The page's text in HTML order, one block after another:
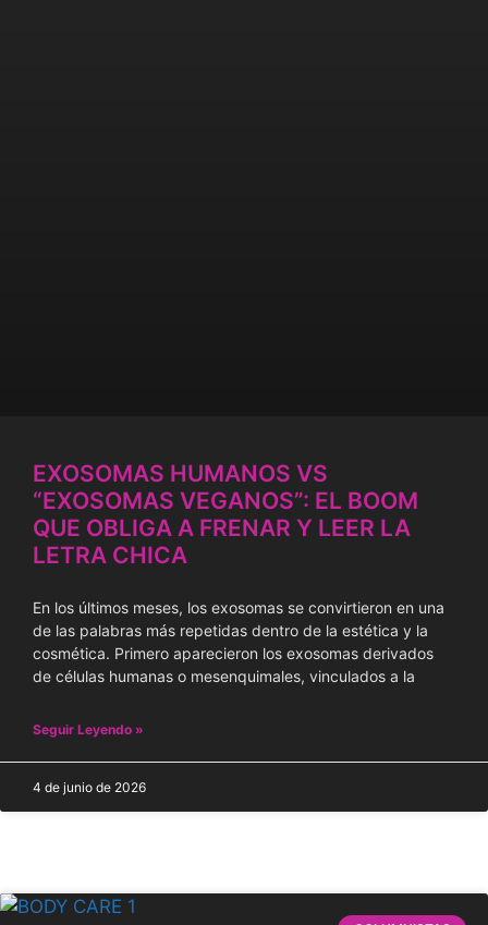
EXOSOMAS HUMANOS VS
“EXOSOMAS VEGANOS”: EL BOOM
QUE OBLIGA A FRENAR Y LEER LA
LETRA CHICA
En los últimos meses, los exosomas se convirtieron en una
de las palabras más repetidas dentro de la estética y la
cosmética. Primero aparecieron los exosomas derivados
de células humanas o mesenquimales, vinculados a la
Seguir Leyendo »
4 de junio de 2026